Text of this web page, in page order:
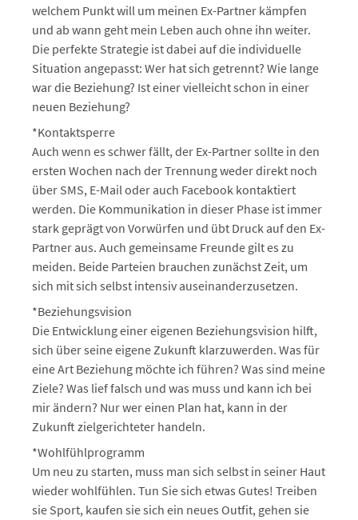
welchem Punkt will um meinen Ex-Partner kämpfen
und ab wann geht mein Leben auch ohne ihn weiter.
Die perfekte Strategie ist dabei auf die individuelle
Situation angepasst: Wer hat sich getrennt? Wie lange
war die Beziehung? Ist einer vielleicht schon in einer
neuen Beziehung?
*Kontaktsperre
Auch wenn es schwer fällt, der Ex-Partner sollte in den
ersten Wochen nach der Trennung weder direkt noch
über SMS, E-Mail oder auch Facebook kontaktiert
werden. Die Kommunikation in dieser Phase ist immer
stark geprägt von Vorwürfen und übt Druck auf den Ex-
Partner aus. Auch gemeinsame Freunde gilt es zu
meiden. Beide Parteien brauchen zunächst Zeit, um
sich mit sich selbst intensiv auseinanderzusetzen.
*Beziehungsvision
Die Entwicklung einer eigenen Beziehungsvision hilft,
sich über seine eigene Zukunft klarzuwerden. Was für
eine Art Beziehung möchte ich führen? Was sind meine
Ziele? Was lief falsch und was muss und kann ich bei
mir ändern? Nur wer einen Plan hat, kann in der
Zukunft zielgerichteter handeln.
*Wohlfühlprogramm
Um neu zu starten, muss man sich selbst in seiner Haut
wieder wohlfühlen. Tun Sie sich etwas Gutes! Treiben
sie Sport, kaufen sie sich ein neues Outfit, gehen sie